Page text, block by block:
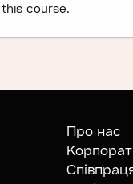
course.
Про нас